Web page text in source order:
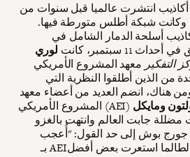
انتشرت عالميا قبل سنوات من
وكانت شبكة أطلس متورطة فيها.
أسلحة الدمار الشامل في
11 سبتمبر، كانت
لوري
التفكير معهد المشروع الأمريكي (AEI)
من الذين أطلقوا النظرية التي
هناك، انضم العديد من أعضاء معهد
ومايكل
جابت العالم وانتهت بالغزو
جورج بوش إلى حد القول: "أُعجب
بـ AEIكثيرا (...) بعد كل شيء، لطالما استعرت بعض أفضل